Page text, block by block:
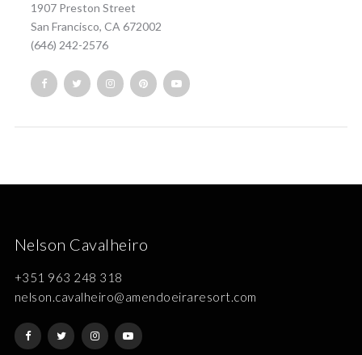
1907 Preston Street
San Francisco, CA 672002
(646) 242-2576
Nelson Cavalheiro
+351 963 248 318
nelson.cavalheiro@amendoeiraresort.com